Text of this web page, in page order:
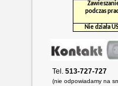
podczas
Nie działa
Tel. 513-727-727
(nie odpowiadamy na